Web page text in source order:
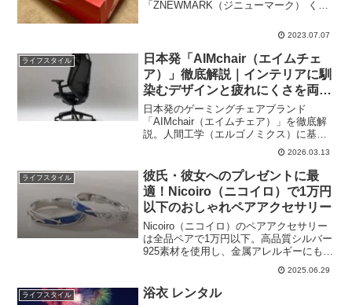
「ZNEWMARK（ジニューマーク） くつ
す。スニーカー・革靴・ブーツなどの湿
れる靴乾燥機。使い方は簡単で、...
2023.07.07
ライフスタイル
日本発「AIMchair（エイムチェ
ア）」徹底解説｜インテリアに馴
染むデザインと疲れにくさを両立
した次世代ゲーミングチェアの魅
力
日本発のゲーミングチェアブランド
「AIMchair（エイムチェア）」を徹底解
説。人間工学（エルゴノミクス）に基づ
いた疲れにくい設計と、インテリアに馴
染む洗練されたデザインを両立。デスク
ワークや長時間プレイを快適にする機能
や素材の魅力を分かりやすく紹介しま
す。
2026.03.13
ライフスタイル
彼氏・彼女へのプレゼントに最
適！Nicoiro（ニコイロ）で1万円
以下のおしゃれペアアクセサリー
Nicoiro（ニコイロ）のペアアクセサリー
は全品ペアで1万円以下。高品質シルバー
925素材を使用し、金属アレルギーにも対
応。プレゼントに最適な専用ギフト付属
で、2日以内発送も可能です。
2025.06.29
ライフスタイル 浴衣 レンタル